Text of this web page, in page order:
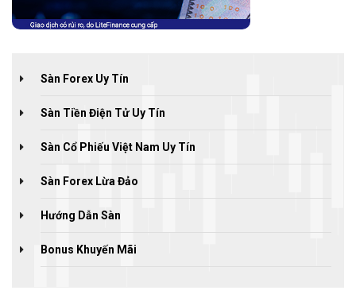
Sàn Forex Uy Tín
Sàn Tiền Điện Tử Uy Tín
Sàn Cổ Phiếu Việt Nam Uy Tín
Sàn Forex Lừa Đảo
Hướng Dẫn Sàn
Bonus Khuyến Mãi